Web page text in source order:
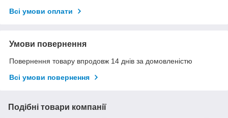
Всі умови оплати
Умови повернення
Повернення товару впродовж 14 днів за домовленістю
Всі умови повернення
Подібні товари компанії